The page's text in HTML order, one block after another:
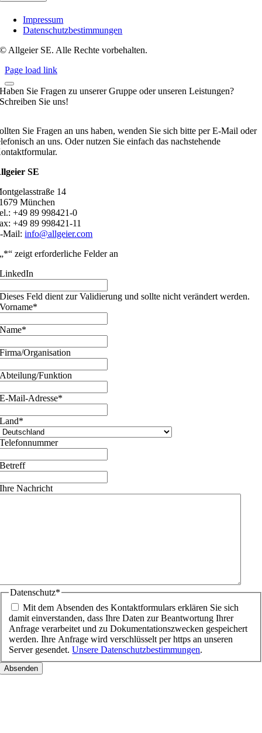
Impressum
Datenschutzbestimmungen
© Allgeier SE. Alle Rechte vorbehalten.
Page load link
Haben Sie Fragen zu unserer Gruppe oder unseren Leistungen?
Schreiben Sie uns!
Sie Fragen an uns haben, wenden Sie sich bitte per E-Mail oder
an uns. Oder nutzen Sie einfach das nachstehende
SE
14
München
+49 89 998421-0
+49 89 998421-11
Mail:info@allgeier.com
„*“ zeigt erforderliche Felder an
LinkedIn
Dieses Feld dient zur Validierung und sollte nicht verändert werden.
Vorname*
Name*
Firma/Organisation
Abteilung/Funktion
E-Mail-Adresse*
Land*
Telefonnummer
Betreff
Ihre Nachricht
Datenschutz*
Mit dem Absenden des Kontaktformulars erklären Sie sich
damit einverstanden, dass Ihre Daten zur Beantwortung Ihrer
Anfrage verarbeitet und zu Dokumentationszwecken gespeichert
werden. Ihre Anfrage wird verschlüsselt per https an unseren
Server gesendet.Unsere Datenschutzbestimmungen.